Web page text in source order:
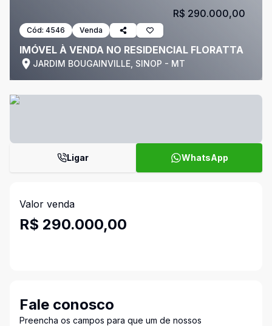
Cód: 4546 Venda
IMÓVEL À VENDA NO RESIDENCIAL FLORATTA
JARDIM BOUGAINVILLE, SINOP - MT
R$ 290.000,00
Ligar WhatsApp
Valor venda
R$ 290.000,00
Fale conosco
Preencha os campos para que um de nossos